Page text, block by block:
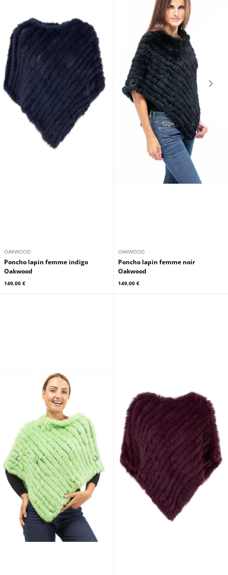
OAKWOOD
Poncho lapin femme indigo
Oakwood
149,00 €
OAKWOOD
Poncho lapin femme noir
Oakwood
149,00 €